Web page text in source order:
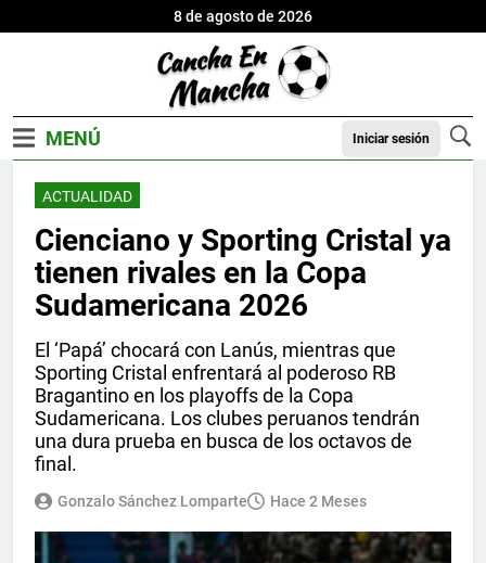
8 de agosto de 2026
Iniciar sesión
ACTUALIDAD
Cienciano y Sporting Cristal ya
tienen rivales en la Copa
Sudamericana 2026
El ‘Papá’ chocará con Lanús, mientras que
Sporting Cristal enfrentará al poderoso RB
Bragantino en los playoffs de la Copa
Sudamericana. Los clubes peruanos tendrán
una dura prueba en busca de los octavos de
final.
Gonzalo Sánchez Lomparte Hace 2 Meses